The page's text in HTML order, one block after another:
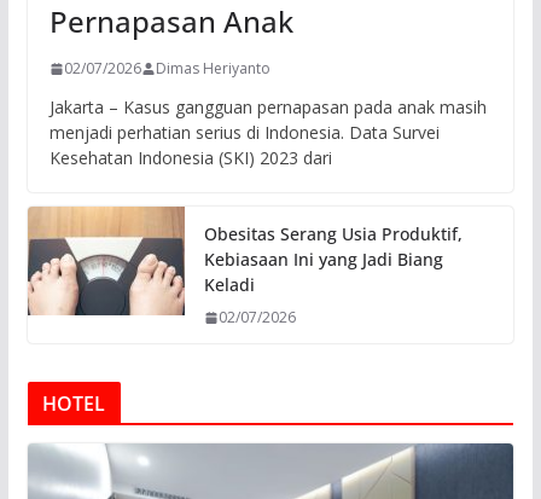
Pernapasan Anak
02/07/2026 Dimas Heriyanto
Jakarta – Kasus gangguan pernapasan pada anak masih
menjadi perhatian serius di Indonesia. Data Survei
Kesehatan Indonesia (SKI) 2023 dari
Obesitas Serang Usia Produktif,
Kebiasaan Ini yang Jadi Biang
Keladi
02/07/2026
HOTEL